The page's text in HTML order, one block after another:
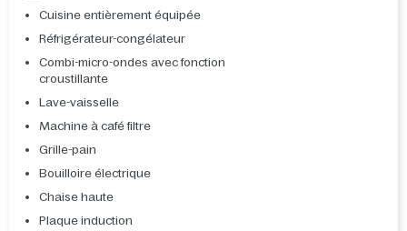
Cuisine entièrement équipée
Réfrigérateur-congélateur
Combi-micro-ondes avec fonction
croustillante
Lave-vaisselle
Machine à café filtre
Grille-pain
Bouilloire électrique
Chaise haute
Plaque induction